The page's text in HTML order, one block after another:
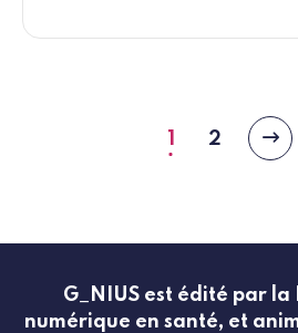
Page
1
Page
2
G_NIUS est édité par
numérique en santé, et